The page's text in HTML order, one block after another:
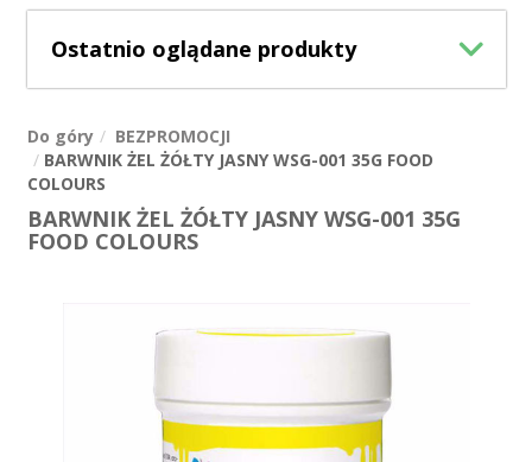
Ostatnio oglądane produkty
Do góry
BEZPROMOCJI
BARWNIK ŻEL ŻÓŁTY JASNY WSG-001 35G FOOD
COLOURS
BARWNIK ŻEL ŻÓŁTY JASNY WSG-001 35G
FOOD COLOURS